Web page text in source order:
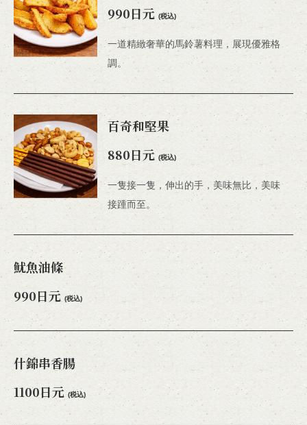
990日元 (税込)
一道精緻奢華的馬鈴薯料理，展現優雅格
調。
百奇和堅果
880日元 (税込)
一隻接一隻，伸出的手，美味無比，美味
接踵而至。
魷魚油條
990日元 (税込)
什錦串香腸
1100日元 (税込)
この店舗情報をシェアする
烹飪 | LIVE HOUSE SENDAI KENTO'S
宮城県仙台市青葉区国分町２－１０－２３ 丸伊プラザ６Ｆ
https://kentos-sendai.owst.jp/foods
お店情報をコピー
閉じる